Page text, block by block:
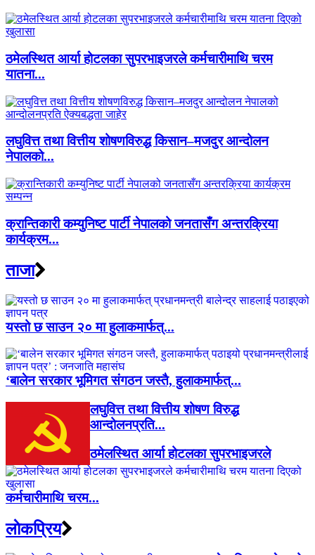
ठमेलस्थित आर्या होटलका सुपरभाइजरले कर्मचारीमाथि चरम
यातना...
लघुवित्त तथा वित्तीय शोषणविरुद्ध किसान–मजदुर आन्दोलन
नेपालको...
क्रान्तिकारी कम्युनिष्ट पार्टी नेपालको जनतासँग अन्तरक्रिया
कार्यक्रम...
ताजा
यस्तो छ साउन २० मा हुलाकमार्फत्...
‘बालेन सरकार भूमिगत संगठन जस्तै, हुलाकमार्फत्...
लघुवित्त तथा वित्तीय शोषण विरुद्ध
आन्दोलनप्रति...
ठमेलस्थित आर्या होटलका सुपरभाइजरले
कर्मचारीमाथि चरम...
लाेकप्रिय